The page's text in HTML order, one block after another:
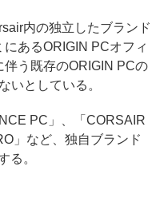
内の独立したブランド
あるORIGIN PCオフィ
う既存のORIGIN PCの
いとしている。
PC」、「CORSAIR
」など、独自ブランド
る。